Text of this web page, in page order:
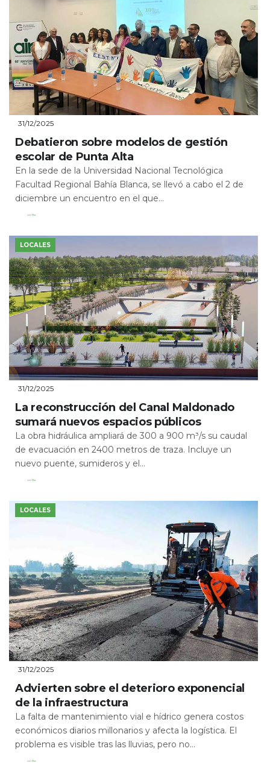
31/12/2025
Debatieron sobre modelos de gestión
escolar de Punta Alta
En la sede de la Universidad Nacional Tecnológica
Facultad Regional Bahía Blanca, se llevó a cabo el 2 de
diciembre un encuentro en el que...
Leer Más
LOCALES
31/12/2025
La reconstrucción del Canal Maldonado
sumará nuevos espacios públicos
La obra hidráulica ampliará de 300 a 900 m³/s su caudal
de evacuación en 2400 metros de traza. Incluye un
nuevo puente, sumideros y el...
Leer Más
LOCALES
31/12/2025
Advierten sobre el deterioro exponencial
de la infraestructura
La falta de mantenimiento vial e hídrico genera costos
económicos diarios millonarios y afecta la logística. El
problema es visible tras las lluvias, pero no...
Leer Más